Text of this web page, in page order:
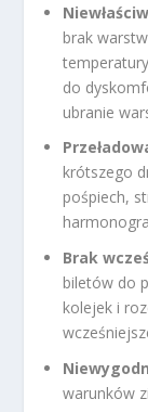
brak
do
ubranie
krótszego
pośpiech,
Brak
biletów do
kolejek i
warunków